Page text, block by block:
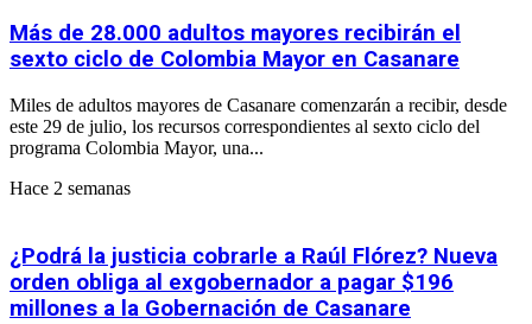
Más de 28.000 adultos mayores recibirán el
sexto ciclo de Colombia Mayor en Casanare
Miles de adultos mayores de Casanare comenzarán a recibir, desde
este 29 de julio, los recursos correspondientes al sexto ciclo del
programa Colombia Mayor, una...
Hace 2 semanas
¿Podrá la justicia cobrarle a Raúl Flórez? Nueva
orden obliga al exgobernador a pagar $196
millones a la Gobernación de Casanare